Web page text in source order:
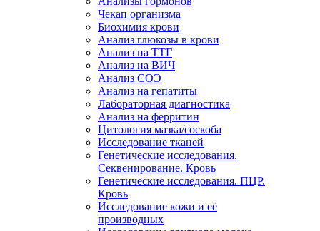
Чекап организма
Биохимия крови
Анализ глюкозы в крови
Анализ на ТТГ
Анализ на ВИЧ
Анализ СОЭ
Анализ на гепатиты
Лабораторная диагностика
Анализ на ферритин
Цитология мазка/соскоба
Исследование тканей
Генетические исследования.
Секвенирование. Кровь
Генетические исследования. ПЦР.
Кровь
Исследование кожи и её
производных